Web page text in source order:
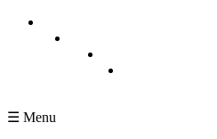
Pasar al contenido principal
☰ Menu